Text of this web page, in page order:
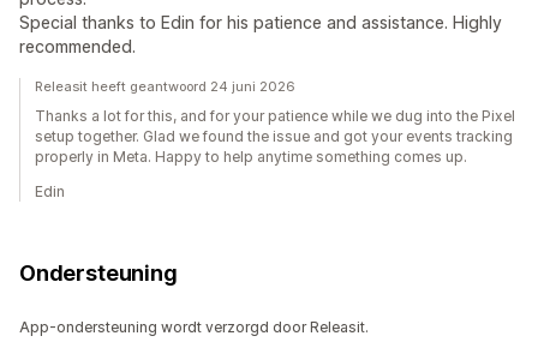
Special thanks to Edin for his patience and assistance. Highly
recommended.
Releasit heeft geantwoord 24 juni 2026
Thanks a lot for this, and for your patience while we dug into the Pixel
setup together. Glad we found the issue and got your events tracking
properly in Meta. Happy to help anytime something comes up.
Edin
Ondersteuning
App-ondersteuning wordt verzorgd door Releasit.